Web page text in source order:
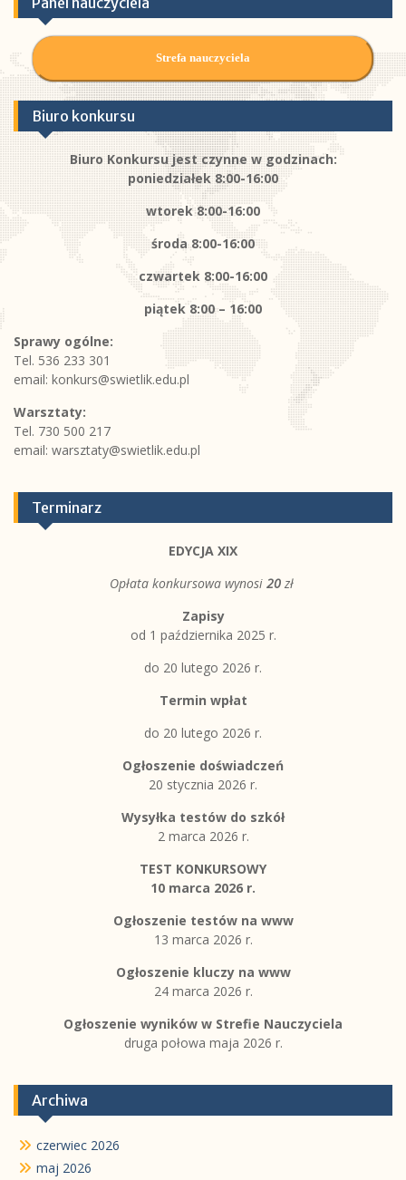
Strefa nauczyciela
Biuro konkursu
Biuro Konkursu jest czynne w godzinach:
poniedziałek 8:00-16:00
wtorek 8:00-16:00
środa 8:00-16:00
czwartek 8:00-16:00
piątek8:00 – 16:00
Sprawy ogólne:
Tel. 536 233 301
email: konkurs@swietlik.edu.pl
Warsztaty:
Tel. 730 500 217
email: warsztaty@swietlik.edu.pl
Terminarz
EDYCJA XIX
Opłata konkursowa wynosi 20zł
Zapisy
od 1 października 2025 r.
do 20 lutego 2026 r.
Termin wpłat
do 20 lutego 2026 r.
Ogłoszenie doświadczeń
20 stycznia 2026 r.
Wysyłka testów do szkół
2 marca 2026 r.
TEST KONKURSOWY
10 marca 2026 r.
Ogłoszenie testów na www
13 marca 2026 r.
Ogłoszenie kluczy na www
24 marca 2026 r.
Ogłoszenie wyników w Strefie Nauczyciela
druga połowa maja 2026 r.
Archiwa
czerwiec 2026
maj 2026